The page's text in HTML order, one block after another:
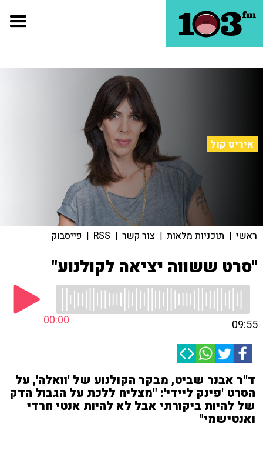
איריס קול
ראשי | תוכניות מלאות | צור קשר |
RSS
| פייסבוק
"סרט ששווה יציאה לקולנוע"
00:00 09:55
ד''ר אבנר שביט, מבקר הקולנוע של 'וואלה', על
הסרט 'פינק ליידי': "מצליח ללכת על הגבול הדק
של להיות ביקורתי אבל לא להיות אנטי חרדי
ואנטישמי"